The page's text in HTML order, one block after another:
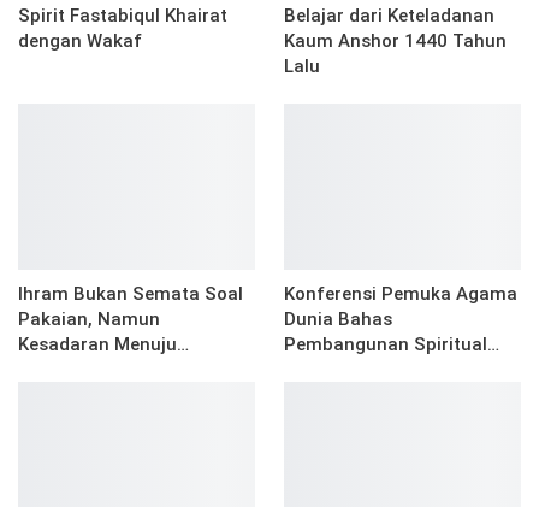
Spirit Fastabiqul Khairat
dengan Wakaf
Belajar dari Keteladanan
Kaum Anshor 1440 Tahun
Lalu
Ihram Bukan Semata Soal
Pakaian, Namun
Kesadaran Menuju…
Konferensi Pemuka Agama
Dunia Bahas
Pembangunan Spiritual…